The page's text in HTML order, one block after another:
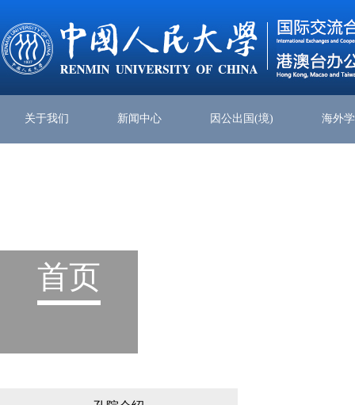
关于我们 新闻中心 因公出国(境) 海外
首页